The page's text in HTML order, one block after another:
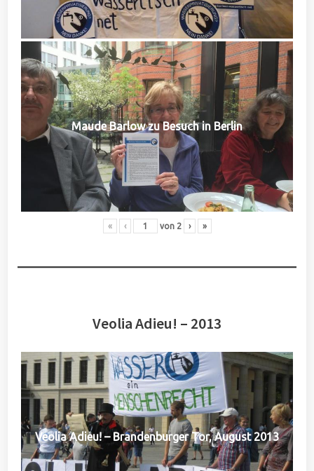
Maude Barlow zu Besuch in Berlin
« ‹ von 2 › »
Veolia Adieu! – 2013
Veolia Adieu! – Brandenburger Tor, August 2013